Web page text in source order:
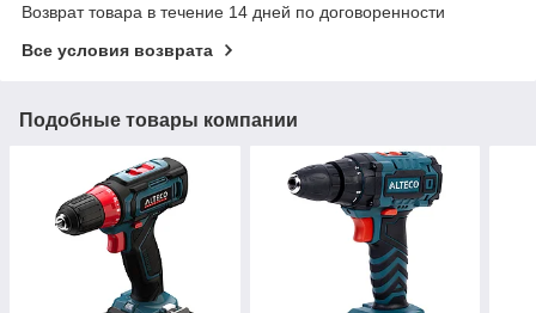
Возврат товара в течение 14 дней по договоренности
Все условия возврата
Подобные товары компании